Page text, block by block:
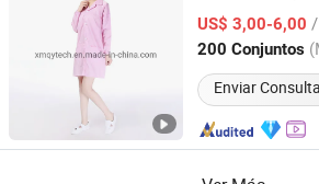
US$ 3,00-6,00
200 Conjuntos
Enviar Consulta
Fujian, China Desde 2019